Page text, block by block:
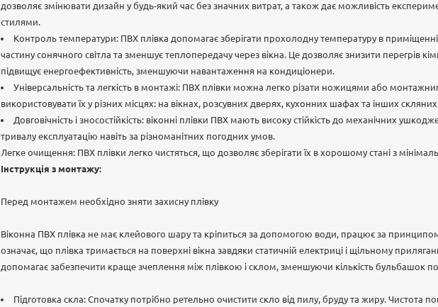
дозволяє змінювати дизайн у будь-який час без значних витрат, а також дає можливість
стилями.
Контроль температури: ПВХ плівка допомагає зберігати прохолодну температуру в
частину сонячного світла та зменшує теплопередачу через вікна. Це дозволяє знизити перегрів
підвищує енергоефективність, зменшуючи навантаження на кондиціонери.
Універсальність та легкість в монтажі: ПВХ плівки можна легко різати ножицями або
використовувати їх у різних місцях: на вікнах, розсувних дверях, кухонних шафах та інших
Довговічність і зносостійкість: віконні плівки ПВХ мають високу стійкість до механічних
тривалу експлуатацію навіть за різноманітних погодних умов.
Легке очищення: ПВХ плівки легко чистяться, що дозволяє зберігати їх в хорошому стані з
Інструкція з монтажу:
Перед монтажем необхідно зняти захисну плівку
Віконна ПВХ плівка не має клейового шару та кріпиться за допомогою води, працює за принципом
означає, що плівка тримається на поверхні вікна завдяки статичній електриці і щільному
допомагає забезпечити краще зчеплення між плівкою і склом, зменшуючи кількість бульбашок
Підготовка скла: Спочатку потрібно ретельно очистити скло від пилу, бруду та жиру. Чистота